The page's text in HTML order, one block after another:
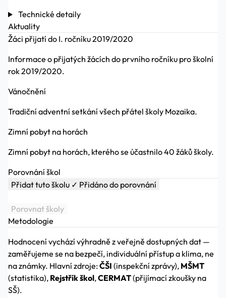
Technické detaily
Aktuality
Žáci přijatí do I. ročníku 2019/2020
Informace o přijatých žácích do prvního ročníku pro školní
rok 2019/2020.
Vánočnění
Tradiční adventní setkání všech přátel školy Mozaika.
Zimní pobyt na horách
Zimní pobyt na horách, kterého se účastnilo 40 žáků školy.
Porovnání škol
Přidat tuto školu ✓ Přidáno do porovnání
Porovnat školy
Metodologie
Hodnocení vychází výhradně z veřejně dostupných dat —
zaměřujeme se na bezpečí, individuální přístup a klima, ne
na známky. Hlavní zdroje:ČŠI (inspekční zprávy), MŠMT
(statistika), Rejstřík škol,CERMAT(přijímací zkoušky na
SŠ).